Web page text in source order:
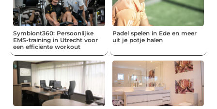
Symbiont360: Persoonlijke
EMS-training in Utrecht voor
een efficiënte workout
Padel spelen in Ede en meer
uit je potje halen